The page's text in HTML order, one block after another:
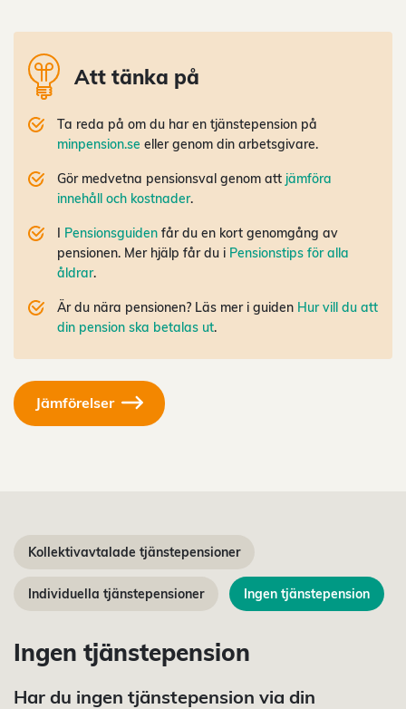
Att tänka på
Ta reda på om du har en tjänstepension på
minpension.se eller genom din arbetsgivare.
Gör medvetna pensionsval genom att jämföra
innehåll och kostnader.
I Pensionsguiden får du en kort genomgång av
pensionen. Mer hjälp får du i Pensionstips för alla
åldrar.
Är du nära pensionen? Läs mer i guiden Hur vill du att
din pension ska betalas ut.
Jämförelser
Kollektivavtalade tjänstepensioner
Individuella tjänstepensioner Ingen tjänstepension
Ingen tjänstepension
Har du ingen tjänstepension via din